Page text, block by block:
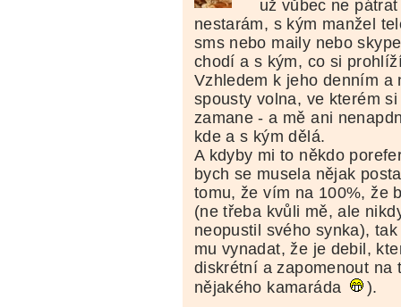
už vůbec ne
nestarám, s kým manžel
sms nebo maily nebo
chodí a s kým, co si
Vzhledem k jeho denním a
spousty volna, ve kterém
zamane - a mě ani
kde a s kým dělá.
A kdyby mi to někdo
bych se musela nějak
tomu, že vím na 100%, že
(ne třeba kvůli mě, ale
neopustil svého synka),
mu vynadat, že je debil,
diskrétní a zapomenout na
nějakého kamaráda
).